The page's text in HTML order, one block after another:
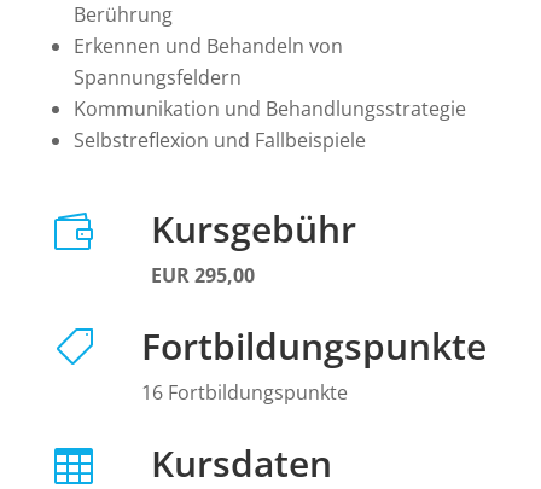
Berührung
Erkennen und Behandeln von
Spannungsfeldern
Kommunikation und Behandlungsstrategie
Selbstreflexion und Fallbeispiele
 Kursgebühr
EUR 295,00
 Fortbildungspunkte
16 Fortbildungspunkte
 Kursdaten